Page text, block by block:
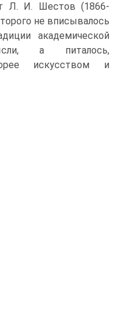
Л. И. Шестов (1866-
не вписывалось
академической
а питалось,
искусством и